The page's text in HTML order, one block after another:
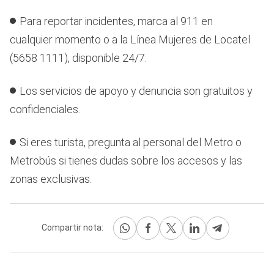
Para reportar incidentes, marca al 911 en
cualquier momento o a la Línea Mujeres de Locatel
(5658 1111), disponible 24/7.
Los servicios de apoyo y denuncia son gratuitos y
confidenciales.
Si eres turista, pregunta al personal del Metro o
Metrobús si tienes dudas sobre los accesos y las
zonas exclusivas.
Compartir nota: